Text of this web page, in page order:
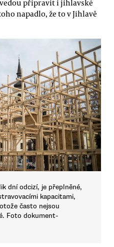
připravit i jihlavské
napadlo, že to v Jihlavě
dní odcizí, je přeplněné,
kapacitami,
často nejsou
Foto dokument-